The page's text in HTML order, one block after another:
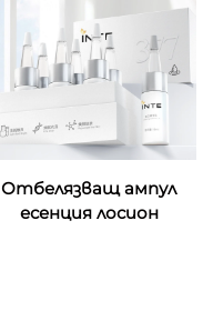
Отбелязващ ампул
есенция лосион